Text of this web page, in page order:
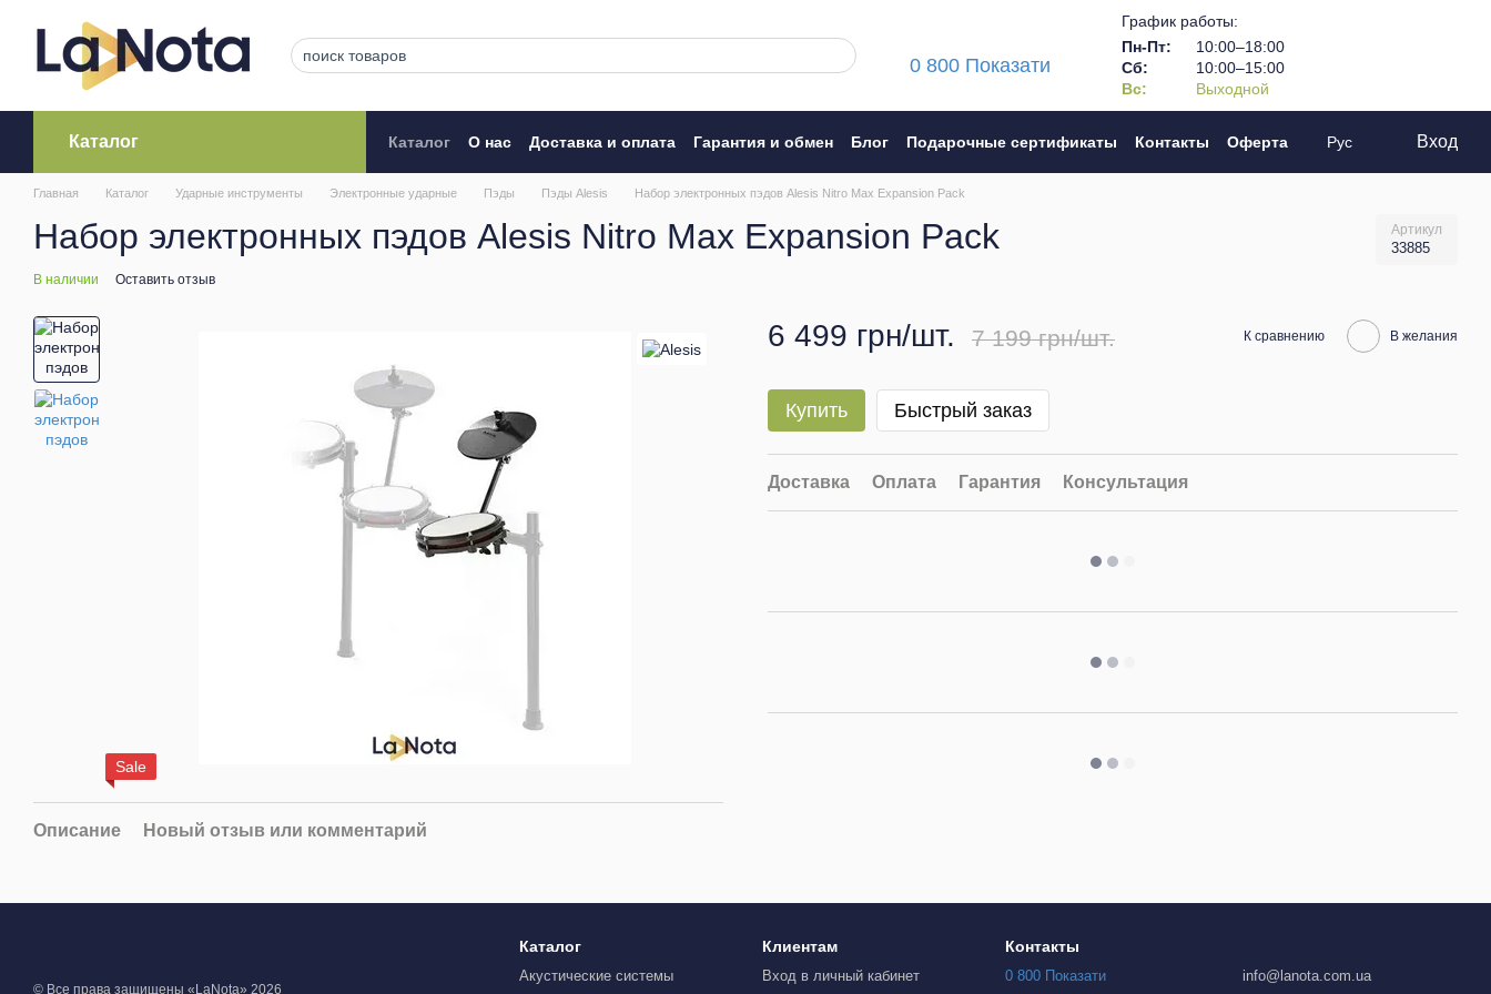
0 800 Показати
График работы:
Пн-Пт:
10:00–18:00
Сб:
10:00–15:00
Вс:
Выходной
Каталог Каталог О нас Доставка и оплата Гарантия и обмен Блог Подарочные сертификаты Контакты
Оферта
Рус Вход
Главная Каталог Ударные инструменты Электронные ударные Пэды Пэды Alesis Набор электронных пэдов Alesis Nitro Max Expansion Pack
Набор электронных пэдов Alesis Nitro Max Expansion Pack Артикул
33885
В наличии Оставить отзыв
Sale
Описание Новый отзыв или комментарий
6 499 грн/шт. 7 199 грн/шт. К сравнению В желания
Купить Быстрый заказ
Доставка Оплата Гарантия Консультация
© Все права защищены «LaNota» 2026
Каталог
Акустические системы
Клиентам
Вход в личный кабинет
Контакты
0 800 Показати info@lanota.com.ua